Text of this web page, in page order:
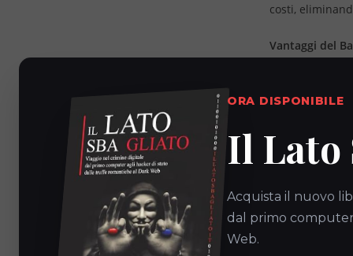
ORA DISPONIBILE
Il Lato
Acquista il nuovo
dal primo
Web.
costi,
Vantaggi del
base alla
2.Costi
una